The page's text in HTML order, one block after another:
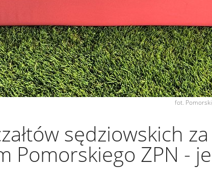
fot.
sędziowskich za
Pomorskiego ZPN -